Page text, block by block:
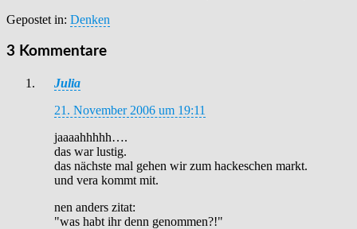
Gepostet in: Denken
3 Kommentare
Julia
21. November 2006 um 19:11
jaaaahhhhh….
das war lustig.
das nächste mal gehen wir zum hackeschen markt.
und vera kommt mit.
nen anders zitat:
"was habt ihr denn genommen?!"